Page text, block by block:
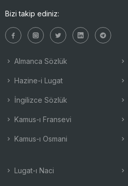
Bizi takip ediniz:
Almanca Sözlük
Hazine-i Lugat
İngilizce Sözlük
Kamus-ı Fransevi
Kamus-ı Osmani
Lugat-ı Naci